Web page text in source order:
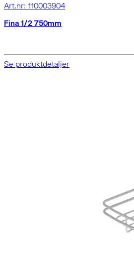
Art.nr: 110003904
Fina 1/2 750mm
Se produktdetaljer